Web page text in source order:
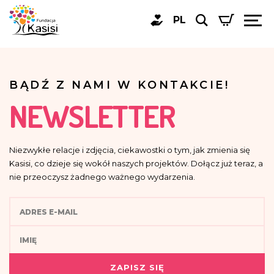
PL
BĄDŹ Z NAMI W KONTAKCIE!
NEWSLETTER
Niezwykłe relacje i zdjęcia, ciekawostki o tym, jak zmienia się
Kasisi, co dzieje się wokół naszych projektów. Dołącz już teraz, a
nie przeoczysz żadnego ważnego wydarzenia.
ZAPISZ SIĘ